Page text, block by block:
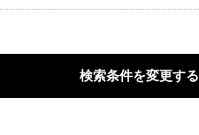
検索条件を変更する